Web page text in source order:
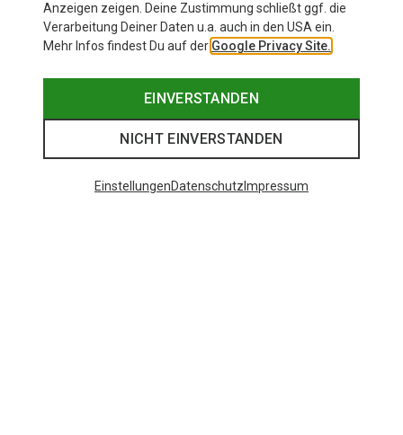
Anzeigen zeigen. Deine Zustimmung schließt ggf. die
Verarbeitung Deiner Daten u.a. auch in den USA ein.
Mehr Infos findest Du auf der Google Privacy Site.
EINVERSTANDEN
NICHT EINVERSTANDEN
EinstellungenDatenschutz Impressum